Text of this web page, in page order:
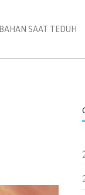
BAHAN SAAT TEDUH